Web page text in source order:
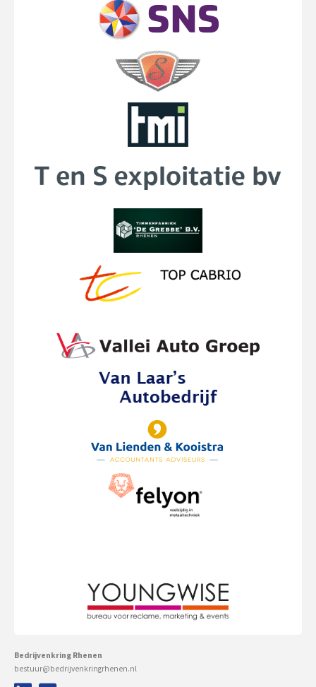
Bedrijvenkring Rhenen
bestuur@bedrijvenkringrhenen.nl